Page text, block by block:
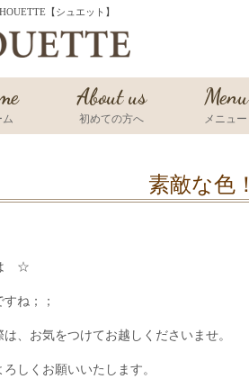
【シュエット】
ム
About us
初めての方へ
Menu
メニュー
素敵な色！
☆
ね；；
は、お気をつけてお越しくださいませ。
しくお願いいたします。